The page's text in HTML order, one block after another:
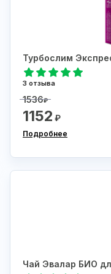
Турбослим
3 отзыва
1536₽
1152 ₽
Подробнее
Чай Эвалар БИО